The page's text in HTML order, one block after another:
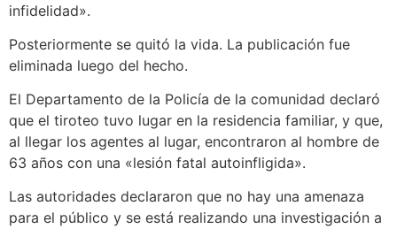
infidelidad».
Posteriormente se quitó la vida. La publicación fue
eliminada luego del hecho.
El Departamento de la Policía de la comunidad declaró
que el tiroteo tuvo lugar en la residencia familiar, y que,
al llegar los agentes al lugar, encontraron al hombre de
63 años con una «lesión fatal autoinfligida».
Las autoridades declararon que no hay una amenaza
para el público y se está realizando una investigación a